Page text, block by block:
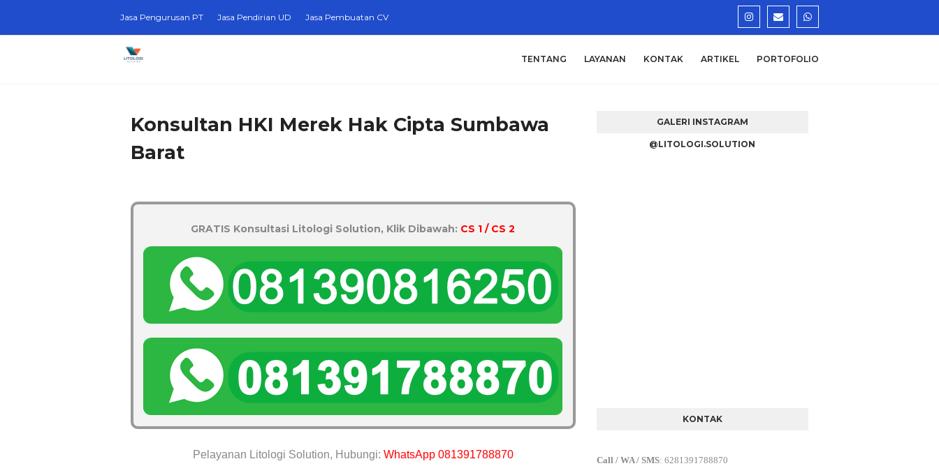
Jasa Pengurusan PT Jasa Pendirian UD Jasa Pembuatan CV
TENTANG LAYANAN KONTAK ARTIKEL PORTOFOLIO
Konsultan HKI Merek Hak Cipta Sumbawa
Barat
GRATIS Konsultasi Litologi Solution, Klik Dibawah: CS 1 / CS 2
Pelayanan Litologi Solution, Hubungi: WhatsApp 081391788870
GALERI INSTAGRAM
@LITOLOGI.SOLUTION
KONTAK
Call / WA / SMS: 6281391788870